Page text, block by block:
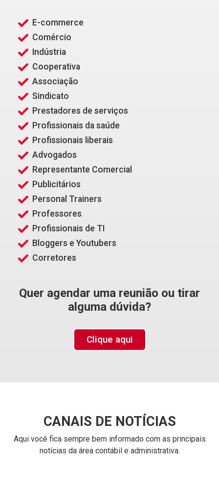
E-commerce
Comércio
Indústria
Cooperativa
Associação
Sindicato
Prestadores de serviços
Profissionais da saúde
Profissionais liberais
Advogados
Representante Comercial
Publicitários
Personal Trainers
Professores
Profissionais de TI
Bloggers e Youtubers
Corretores
Quer agendar uma reunião ou tirar
alguma dúvida?
Clique aqui
CANAIS DE NOTÍCIAS
Aqui você fica sempre bem informado com as principais
notícias da área contábil e administrativa.
ICMS nas Importações de Aerovanes é
Prorrogada até 31/12/2026
layout de emissão de NFS-e